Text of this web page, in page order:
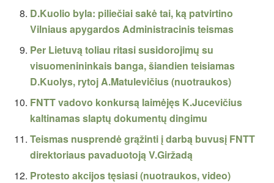
D.Kuolio byla: piliečiai sakė tai, ką patvirtino
Vilniaus apygardos Administracinis teismas
Per Lietuvą toliau ritasi susidorojimų su
visuomenininkais banga, šiandien teisiamas
D.Kuolys, rytoj A.Matulevičius (nuotraukos)
FNTT vadovo konkursą laimėjęs K.Jucevičius
kaltinamas slaptų dokumentų dingimu
Teismas nusprendė grąžinti į darbą buvusį FNTT
direktoriaus pavaduotoją V.Giržadą
Protesto akcijos tęsiasi (nuotraukos, video)